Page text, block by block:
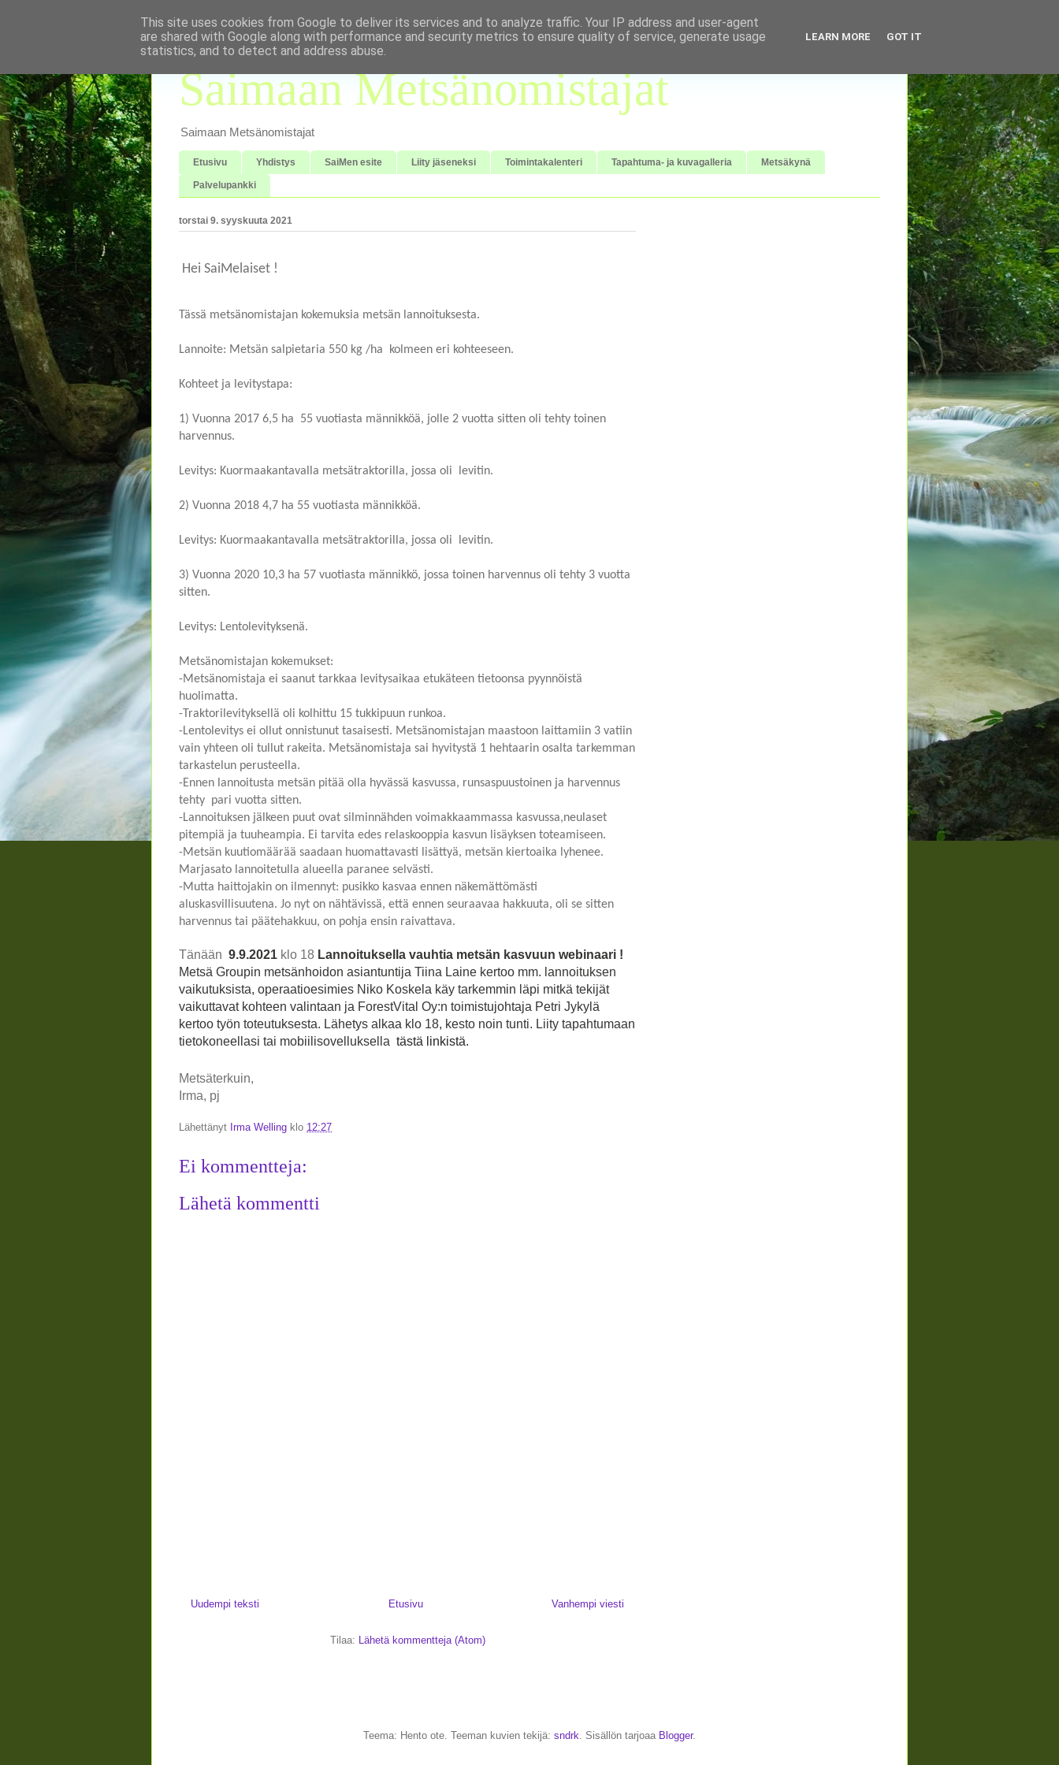
Saimaan Metsänomistajat
Saimaan Metsänomistajat
Etusivu Yhdistys SaiMen esite Liity jäseneksi Toimintakalenteri Tapahtuma- ja kuvagalleria Metsäkynä
Palvelupankki
torstai 9. syyskuuta 2021
Hei SaiMelaiset !
Tässä metsänomistajan kokemuksia metsän lannoituksesta.
Lannoite: Metsän salpietaria 550 kg /ha kolmeen eri kohteeseen.
Kohteet ja levitystapa:
1) Vuonna 2017 6,5 ha 55 vuotiasta männikköä, jolle 2 vuotta sitten oli tehty toinen
harvennus.
Levitys: Kuormaakantavalla metsätraktorilla, jossa oli levitin.
2) Vuonna 2018 4,7 ha 55 vuotiasta männikköä.
Levitys: Kuormaakantavalla metsätraktorilla, jossa oli levitin.
3) Vuonna 2020 10,3 ha 57 vuotiasta männikkö, jossa toinen harvennus oli tehty 3 vuotta
sitten.
Levitys: Lentolevityksenä.
Metsänomistajan kokemukset:
-Metsänomistaja ei saanut tarkkaa levitysaikaa etukäteen tietoonsa pyynnöistä
huolimatta.
-Traktorilevityksellä oli kolhittu 15 tukkipuun runkoa.
-Lentolevitys ei ollut onnistunut tasaisesti. Metsänomistajan maastoon laittamiin 3 vatiin
vain yhteen oli tullut rakeita. Metsänomistaja sai hyvitystä 1 hehtaarin osalta tarkemman
tarkastelun perusteella.
-Ennen lannoitusta metsän pitää olla hyvässä kasvussa, runsaspuustoinen ja harvennus
tehty pari vuotta sitten.
-Lannoituksen jälkeen puut ovat silminnähden voimakkaammassa kasvussa,neulaset
pitempiä ja tuuheampia. Ei tarvita edes relaskooppia kasvun lisäyksen toteamiseen.
-Metsän kuutiomäärää saadaan huomattavasti lisättyä, metsän kiertoaika lyhenee.
Marjasato lannoitetulla alueella paranee selvästi.
-Mutta haittojakin on ilmennyt: pusikko kasvaa ennen näkemättömästi
aluskasvillisuutena. Jo nyt on nähtävissä, että ennen seuraavaa hakkuuta, oli se sitten
harvennus tai päätehakkuu, on pohja ensin raivattava.
Tänään 9.9.2021 klo 18 Lannoituksella vauhtia metsän kasvuun webinaari !
Metsä Groupin metsänhoidon asiantuntija Tiina Laine kertoo mm. lannoituksen
vaikutuksista, operaatioesimies Niko Koskela käy tarkemmin läpi mitkä tekijät
vaikuttavat kohteen valintaan ja ForestVital Oy:n toimistujohtaja Petri Jykylä
kertoo työn toteutuksesta. Lähetys alkaa klo 18, kesto noin tunti. Liity tapahtumaan
tietokoneellasi tai mobiilisovelluksella tästä linkistä.
Metsäterkuin,
Irma, pj
Lähettänyt Irma Welling klo 12:27
Ei kommentteja:
Lähetä kommentti
Uudempi teksti Vanhempi viesti
Etusivu
Tilaa: Lähetä kommentteja (Atom)
Teema: Hento ote. Teeman kuvien tekijä: sndrk . Sisällön tarjoaa Blogger.
This site uses cookies from Google to deliver its services and to analyze traffic. Your IP address and user-agent
are shared with Google along with performance and security metrics to ensure quality of service, generate usage
statistics, and to detect and address abuse.
LEARN MORE GOT IT